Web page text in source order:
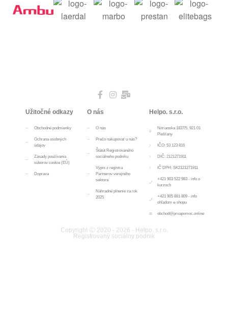
Užitočné odkazy
Obchodné podmienky
Ochrana osobných
údajov
Zásady používania
súborov cookie (EÚ)
Doprava
O nás
O nás
Prečo nakupovať u nás?
Štátút Registrovaného
sociálneho podniku
Výpis z registra
Partnerov verejného
sektora
Náhradné plnenie za rok
2025
Helpo. s.r.o.
Nitrianska 1837/5, 921 01
Piešťany
IČO: 53 123 816
DIČ: 2121271911
IČ DPH: SK2121271911
+421 903 522 983 - info o
kurzoch
+421 905 881 809 - info
ohľadom e-shopu
obchod@prvapomoc.online
Copyright Ⓒ 2020 - 2026 - Helpo. s.r.o.
Registrovaný sociálny podnik